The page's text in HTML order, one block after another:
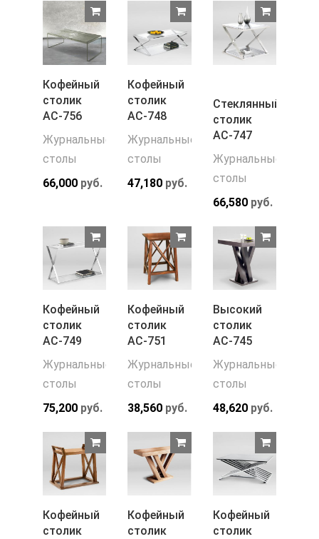
Кофейный
столик
АС-756
Журнальные
столы
66,000 руб.
Кофейный
столик
АС-748
Журнальные
столы
47,180 руб.
Стеклянный
столик
АС-747
Журнальные
столы
66,580руб.
Кофейный
столик
АС-749
Журнальные
столы
75,200 руб.
Кофейный
столик
АС-751
Журнальные
столы
38,560 руб.
Высокий
столик
АС-745
Журнальные
столы
48,620руб.
Кофейный
столик
Кофейный
столик
Кофейный
столик